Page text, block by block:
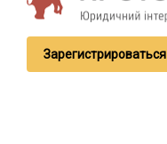
Зарегистрироваться